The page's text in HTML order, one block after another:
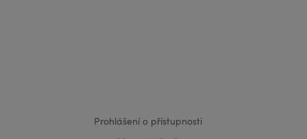
Prohlášení o přístupnosti